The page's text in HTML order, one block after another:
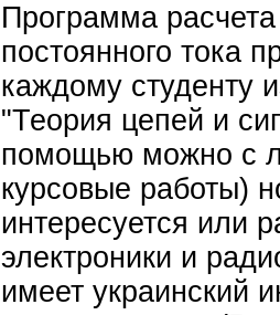
Программа
постоянного тока
каждому студенту
"Теория цепей и
помощью можно с
курсовые работы)
интересуется или
электроники и
имеет украинский